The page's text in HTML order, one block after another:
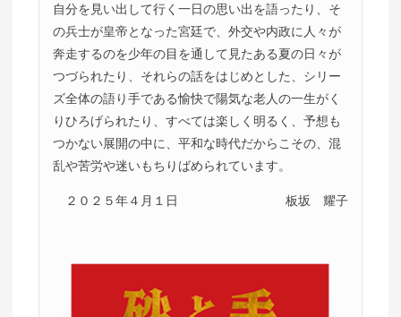
自分を見い出して行く一日の思い出を語ったり、そ
の兵士が皇帝となった宮廷で、外交や内政に人々が
奔走するのを少年の目を通して見たある夏の日々が
つづられたり、それらの話をはじめとした、シリー
ズ全体の語り手である愉快で陽気な老人の一生がく
りひろげられたり、すべては楽しく明るく、予想も
つかない展開の中に、平和な時代だからこその、混
乱や苦労や迷いもちりばめられています。
２０２５年４月１日 板坂 耀子